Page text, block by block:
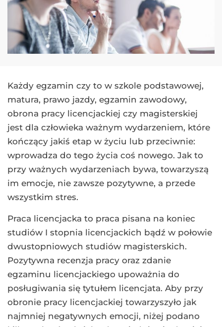
Każdy egzamin czy to w szkole podstawowej,
matura, prawo jazdy, egzamin zawodowy,
obrona pracy licencjackiej czy magisterskiej
jest dla człowieka ważnym wydarzeniem, które
kończący jakiś etap w życiu lub przeciwnie:
wprowadza do tego życia coś nowego. Jak to
przy ważnych wydarzeniach bywa, towarzyszą
im emocje, nie zawsze pozytywne, a przede
wszystkim stres.
Praca licencjacka to praca pisana na koniec
studiów I stopnia licencjackich bądź w połowie
dwustopniowych studiów magisterskich.
Pozytywna recenzja pracy oraz zdanie
egzaminu licencjackiego upoważnia do
posługiwania się tytułem licencjata. Aby przy
obronie pracy licencjackiej towarzyszyło jak
najmniej negatywnych emocji, niżej podano